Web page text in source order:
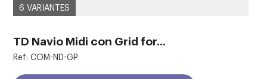
6 VARIANTES
TD Navio Midi con Grid for...
Ref: COM-ND-GP